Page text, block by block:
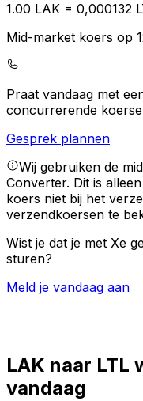
1.00 LAK = 0,000132
Mid-market koers op
Praat vandaag met
concurrerende
Gesprek plannen
Wij gebruiken de
Converter. Dit is
koers niet bij het
verzendkoersen te
Wist je dat je met Xe
sturen?
Meld je vandaag aan
LAK naar LTL
vandaag